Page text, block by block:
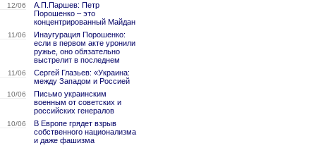
12/06
А.П.Паршев: Петр
Порошенко – это
концентрированный Майдан
11/06
Инаугурация Порошенко:
если в первом акте уронили
ружье, оно обязательно
выстрелит в последнем
11/06
Сергей Глазьев: «Украина:
между Западом и Россией
10/06
Письмо украинским
военным от советских и
российских генералов
10/06
В Европе грядет взрыв
собственного национализма
и даже фашизма